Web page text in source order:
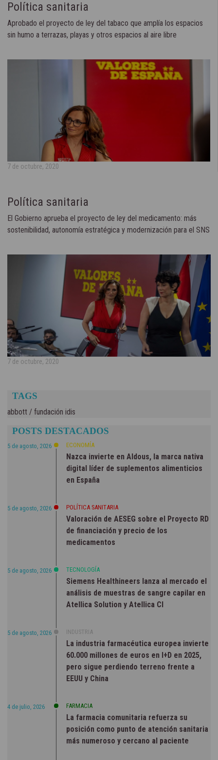
Política sanitaria
Aprobado el proyecto de ley del tabaco que amplía los espacios
sin humo a terrazas, playas y otros espacios al aire libre
7 de octubre, 2020
Política sanitaria
El Gobierno aprueba el proyecto de ley del medicamento: más
sostenibilidad, autonomía estratégica y modernización para el SNS
7 de octubre, 2020
TAGS
abbott / fundación idis
POSTS DESTACADOS
5 de agosto, 2026 ECONOMÍA
Nazca invierte en Aldous, la marca nativa
digital líder de suplementos alimenticios
en España
5 de agosto, 2026 POLÍTICA SANITARIA
Valoración de AESEG sobre el Proyecto RD
de financiación y precio de los
medicamentos
5 de agosto, 2026 TECNOLOGÍA
Siemens Healthineers lanza al mercado el
análisis de muestras de sangre capilar en
Atellica Solution y Atellica CI
5 de agosto, 2026 INDUSTRIA
La industria farmacéutica europea invierte
60.000 millones de euros en I+D en 2025,
pero sigue perdiendo terreno frente a
EEUU y China
4 de julio, 2026 FARMACIA
La farmacia comunitaria refuerza su
posición como punto de atención sanitaria
más numeroso y cercano al paciente